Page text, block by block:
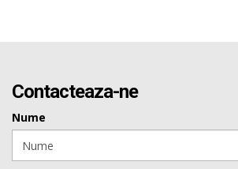
Contacteaza-ne
Nume